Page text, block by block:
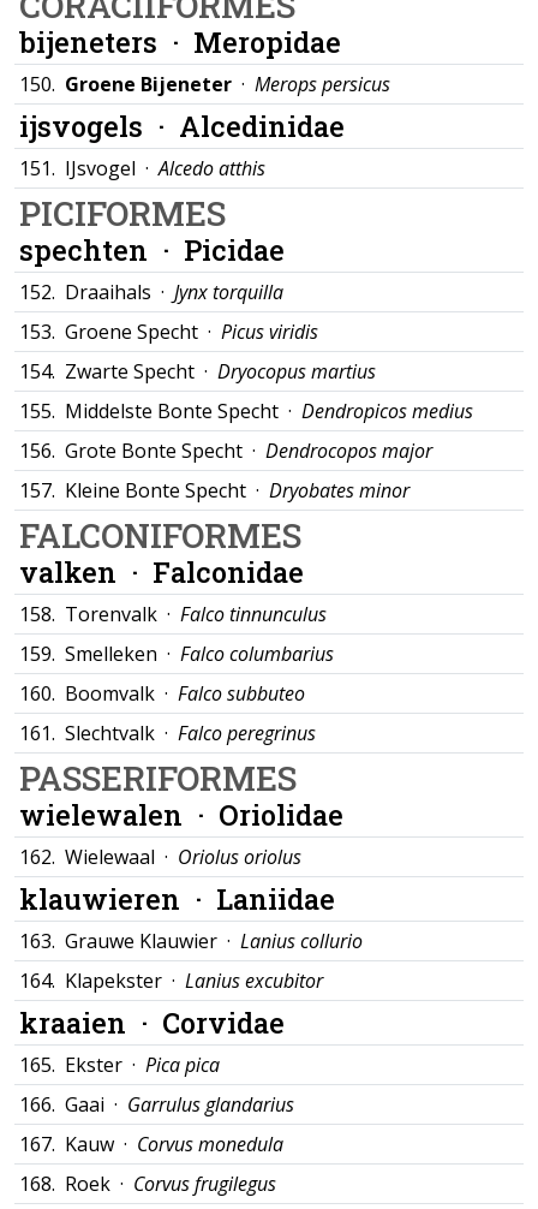
bijeneters · Meropidae
150. Groene Bijeneter · Merops persicus
ijsvogels · Alcedinidae
151. IJsvogel ·Alcedo atthis
PICIFORMES
spechten · Picidae
152. Draaihals · Jynx torquilla
153. Groene Specht · Picus viridis
154. Zwarte Specht · Dryocopus martius
155. Middelste Bonte Specht · Dendropicos medius
156. Grote Bonte Specht · Dendrocopos major
157. Kleine Bonte Specht · Dryobates minor
FALCONIFORMES
valken · Falconidae
158. Torenvalk · Falco tinnunculus
159. Smelleken · Falco columbarius
160. Boomvalk · Falco subbuteo
161. Slechtvalk · Falco peregrinus
PASSERIFORMES
wielewalen · Oriolidae
162. Wielewaal · Oriolus oriolus
klauwieren · Laniidae
163. Grauwe Klauwier · Lanius collurio
164. Klapekster · Lanius excubitor
kraaien · Corvidae
165. Ekster · Pica pica
166. Gaai · Garrulus glandarius
167. Kauw · Corvus monedula
168. Roek · Corvus frugilegus